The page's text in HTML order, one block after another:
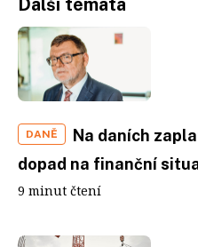
Další témata
DANĚ
Na daních
dopad na finanční
9 minut čtení